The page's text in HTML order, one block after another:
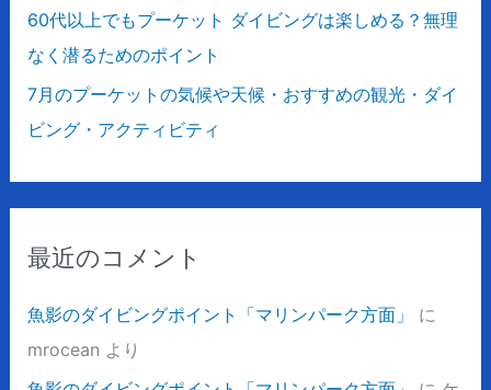
60代以上でもプーケット ダイビングは楽しめる？無理
なく潜るためのポイント
7月のプーケットの気候や天候・おすすめの観光・ダイ
ビング・アクティビティ
最近のコメント
魚影のダイビングポイント「マリンパーク方面」
に
mrocean より